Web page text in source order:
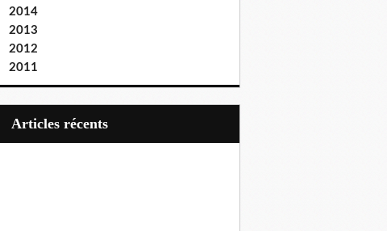
2014
2013
2012
2011
articles récents